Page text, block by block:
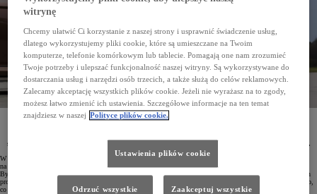
Toyota Motor Corporation wyprodukowała w 2025 roku 11 221 960 pojazdów, a łączna globalna
samochodów na świecie, a po raz 16. z kolei jest najpopularniejszą marką motoryzacyjną globalnie.
W 2025 roku Toyota Motor Corporation (TMC) ponownie potwierdziła swoją dominującą pozycję
na światowym rynku motoryzacyjnym, zarówno produkując, jak i sprzedając ponad 11 milionów pojazdów.
Był to już szósty kolejny rok, w którym koncern osiągnął najwyższy wolumen sprzedaży spośród wszystkich
producentów samochodów. Łącznie do klientów trafiło 11 322 575 aut marek Toyota, Lexus, Daihatsu i Hino,
co oznacza wzrost o 4,6% w porównaniu z rokiem poprzednim.
witrynę
Chcemy ułatwić Ci korzystanie z naszej strony i usprawnić świadczenie usług,
dlatego wykorzystujemy pliki cookie, które są umieszczane na Twoim
komputerze, telefonie komórkowym lub tablecie. Pomagają one nam zrozumieć
Twoje potrzeby i ulepszać funkcjonalność naszej witryny. Są wykorzystywane do
dostarczania usług i narzędzi osób trzecich, a także służą do celów reklamowych.
Zalecamy akceptację wszystkich plików cookie. Jeżeli nie wyrażasz na to zgody,
możesz łatwo zmienić ich ustawienia. Szczegółowe informacje na ten temat
znajdziesz w naszej Polityce plików cookie.
Ustawienia plików cookie
Odrzuć wszystkie Zaakceptuj wszystkie